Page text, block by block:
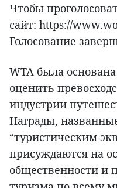
Чтобы
сайт: https://
Голосование
WTA была
оценить
индустрии
Награды,
“туристическим
присуждаются на
общественности и